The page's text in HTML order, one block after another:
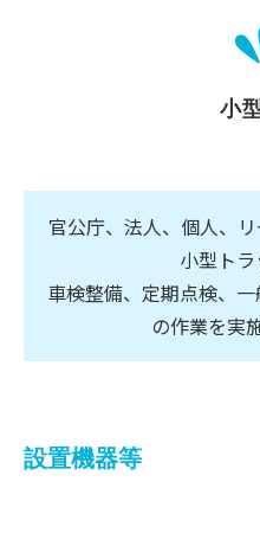
小
官公庁、法人、個人、
小型ト
車検整備、定期点検、
の作業を実
設置機器等